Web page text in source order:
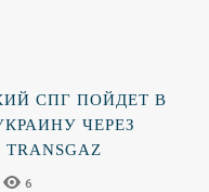
СПГ ПОЙДЕТ В
ЧЕРЕЗ
6